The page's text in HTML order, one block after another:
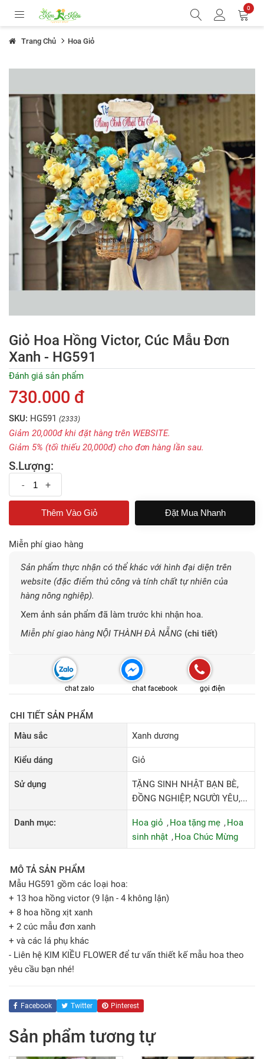
0
Trang Chủ Hoa Giỏ
Giỏ Hoa Hồng Victor, Cúc Mẫu Đơn
Xanh - HG591
Đánh giá sản phẩm
730.000 đ
SKU: HG591 (2333)
Giảm 20,000đ khi đặt hàng trên WEBSITE.
Giảm 5% (tối thiếu 20,000đ) cho đơn hàng lần sau.
S.Lượng:
- +
Đặt Mua Nhanh
Miễn phí giao hàng
Sản phẩm thực nhận có thể khác với hình đại diện trên
website (đặc điểm thủ công và tính chất tự nhiên của
hàng nông nghiệp).
Xem ảnh sản phẩm đã làm trước khi nhận hoa.
Miễn phí giao hàng NỘI THÀNH ĐÀ NẴNG (chi tiết)
chat zalo chat facebook gọi điện
CHI TIẾT SẢN PHẨM
Màu sắc
Xanh dương
Kiểu dáng Giỏ
Sử dụng
TẶNG SINH NHẬT BẠN BÈ,
ĐỒNG NGHIỆP, NGƯỜI YÊU,...
Danh mục: Hoa giỏ Hoa tặng mẹ
Hoa
sinh nhật
Hoa Chúc Mừng
MÔ TẢ SẢN PHẨM
Mẫu HG591 gồm các loại hoa:
+ 13 hoa hồng victor (9 lận - 4 không lận)
+ 8 hoa hồng xịt xanh
+ 2 cúc mẫu đơn xanh
+ và các lá phụ khác
- Liên hệ KIM KIỀU FLOWER để tư vấn thiết kế mẫu hoa theo
yêu cầu bạn nhé!
Facebook Twitter Pinterest
Sản phẩm tương tự